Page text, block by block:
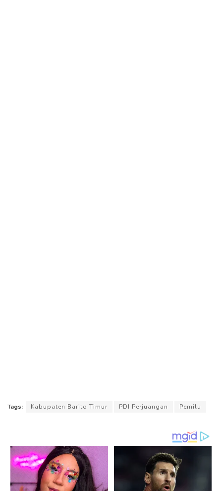
Tags: Kabupaten Barito Timur PDI Perjuangan Pemilu